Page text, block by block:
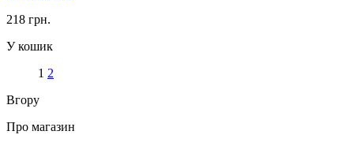
218 грн.
У кошик
1 2
Вгору
Про магазин